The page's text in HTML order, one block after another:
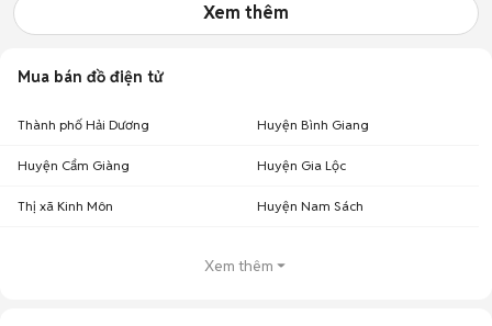
Xem thêm
Mua bán đồ điện tử
Thành phố Hải Dương Huyện Bình Giang
Huyện Cẩm Giàng Huyện Gia Lộc
Thị xã Kinh Môn Huyện Nam Sách
Xem thêm